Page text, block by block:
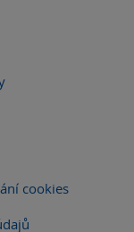
cookies